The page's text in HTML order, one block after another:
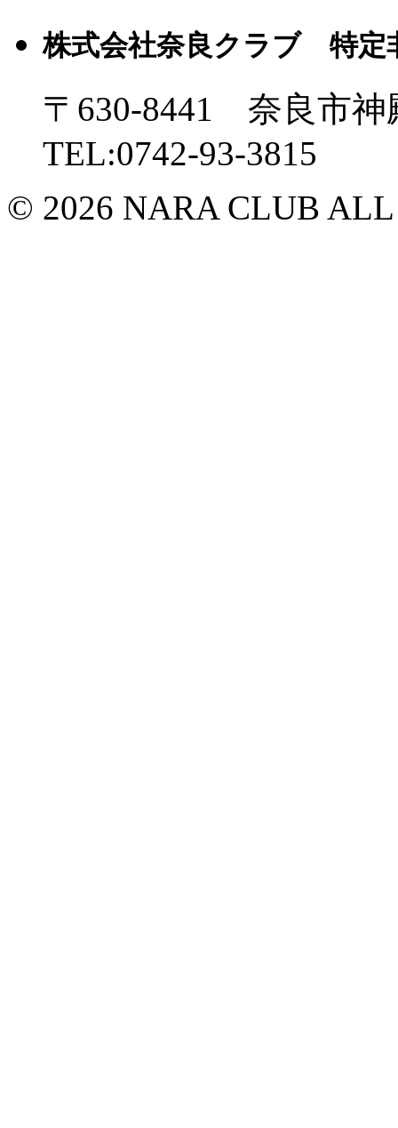
株式会社奈良クラブ 特定
〒630-8441 奈良市
TEL:0742-93-3815
© 2026 NARA CLUB ALL